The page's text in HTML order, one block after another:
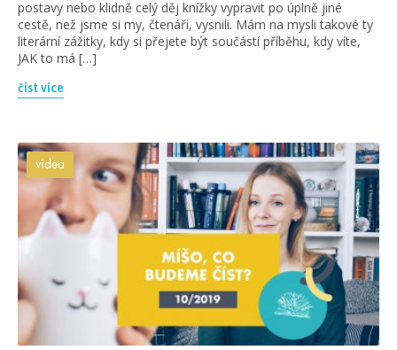
postavy nebo klidně celý děj knížky vypravit po úplně jiné
cestě, než jsme si my, čtenáři, vysnili. Mám na mysli takové ty
literární zážitky, kdy si přejete být součástí příběhu, kdy víte,
JAK to má […]
číst více
videa